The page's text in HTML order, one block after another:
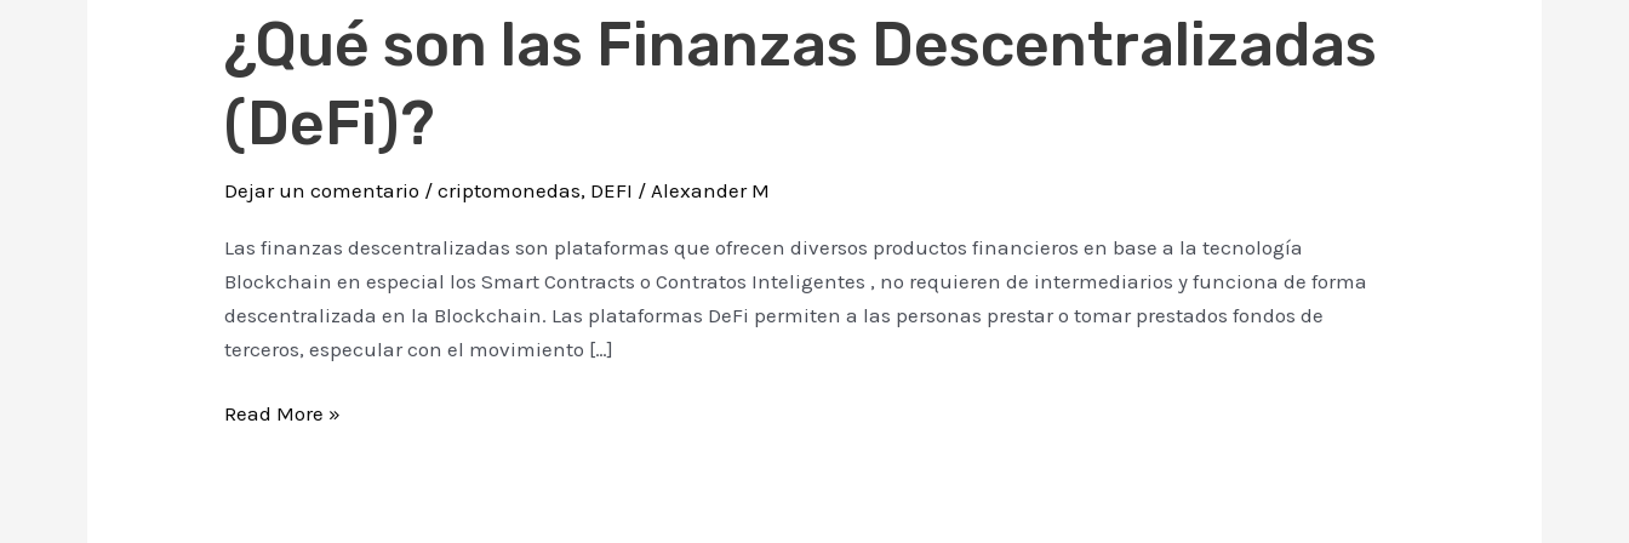
¿Qué son las Finanzas Descentralizadas
(DeFi)?
Dejar un comentario /criptomonedas, DEFI /Alexander M
Las finanzas descentralizadas son plataformas que ofrecen diversos productos financieros en base a la tecnología
Blockchain en especial los Smart Contracts o Contratos Inteligentes , no requieren de intermediarios y funciona de forma
descentralizada en la Blockchain. Las plataformas DeFi permiten a las personas prestar o tomar prestados fondos de
terceros, especular con el movimiento […]
Finanzas
(DeFi)?
Read More »